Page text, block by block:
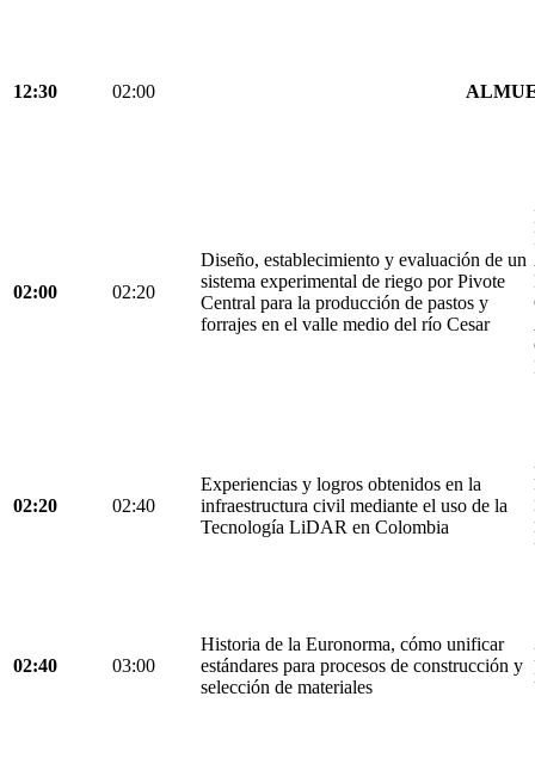
12:30 02:00
02:00 02:20
Diseño, establecimiento y evaluación de un
sistema experimental de riego por Pivote
Central para la producción de pastos y
forrajes en el valle medio del río Cesar
02:20 02:40
Experiencias y logros obtenidos en la
infraestructura civil mediante el uso de la
Tecnología LiDAR en Colombia
02:40 03:00
Historia de la Euronorma, cómo unificar
estándares para procesos de construcción y
selección de materiales